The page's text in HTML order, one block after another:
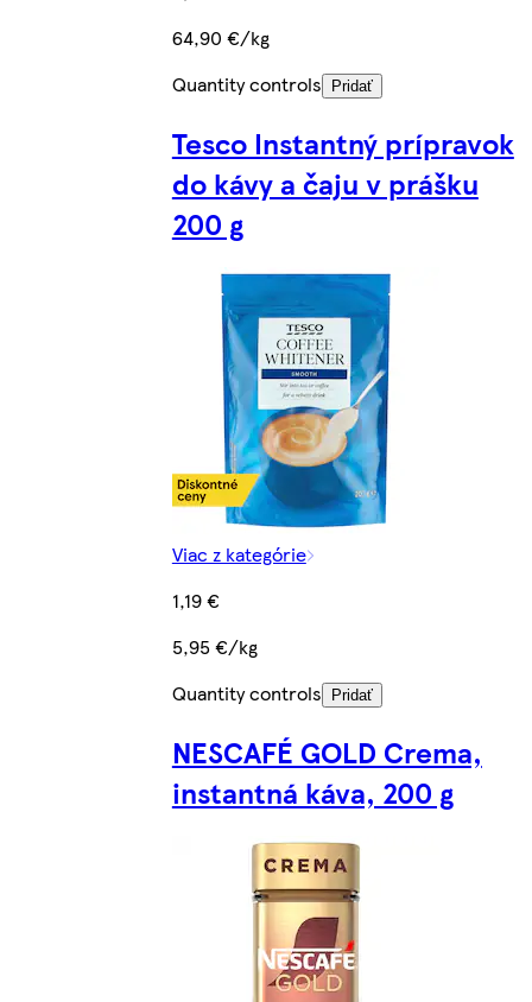
64,90 €/kg
Quantity controls
Pridať
Tesco Instantný prípravok
do kávy a čaju v prášku
200 g
Viac z kategórie
1,19 €
5,95 €/kg
Quantity controls
Pridať
NESCAFÉ GOLD Crema,
instantná káva, 200 g